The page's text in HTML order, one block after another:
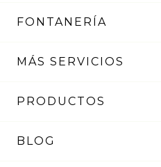
FONTANERÍA
MÁS SERVICIOS
PRODUCTOS
BLOG